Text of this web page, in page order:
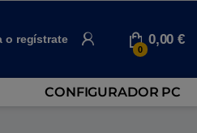
o regístrate
0
0,00€
CONFIGURADOR PC